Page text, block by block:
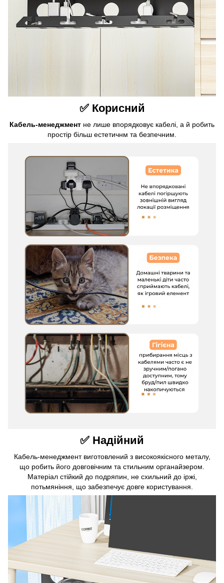
✅ Корисний
Кабель-менеджмент не лише впорядковує кабелі, а й робить
простір більш естетичнм та безпечним.
✅ Надійний
Кабель-менеджмент виготовлений з високоякісного металу,
що робить його довговічним та стильним органайзером.
Матеріал стійкий до подряпин, не схильний до іржі,
потьмяніння, що забезпечує довге користування.